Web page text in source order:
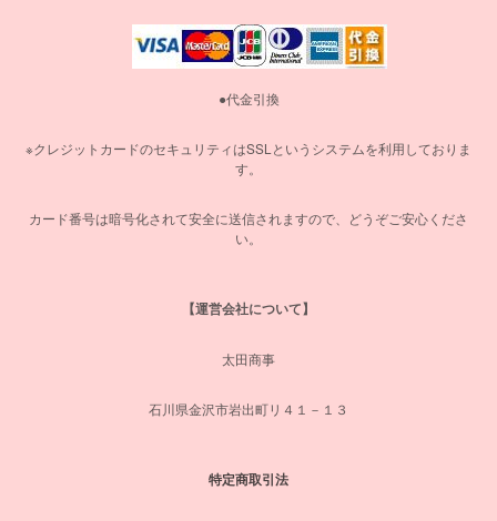
●代金引換
※クレジットカードのセキュリティはSSLというシステムを利用しておりま
す。
カード番号は暗号化されて安全に送信されますので、どうぞご安心くださ
い。
【運営会社について】
太田商事
石川県金沢市岩出町リ４１－１３
特定商取引法